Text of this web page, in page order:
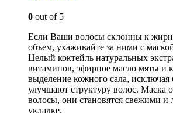
0 out of 5
Если Ваши волосы склонны к
объем, ухаживайте за ними с
Целый коктейль натуральных
витаминов, эфирное масло мяты и
выделение кожного сала, исключая
улучшают структуру волос. Маска
волосы, они становятся свежими
укладке.